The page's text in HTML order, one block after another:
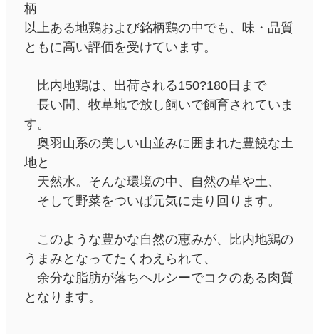
柄
以上ある地鶏および銘柄鶏の中でも、味・品質
ともに高い評価を受けています。
比内地鶏は、出荷される150?180日まで
長い間、牧草地で放し飼いで飼育されていま
す。
奥羽山系の美しい山並みに囲まれた豊饒な土
地と
天然水。そんな環境の中、自然の草や土、
そして野菜をついば元気に走り回ります。
このような豊かな自然の恵みが、比内地鶏の
うまみとなってたくわえられて、
余分な脂肪が落ちヘルシーでコクのある肉質
となります。